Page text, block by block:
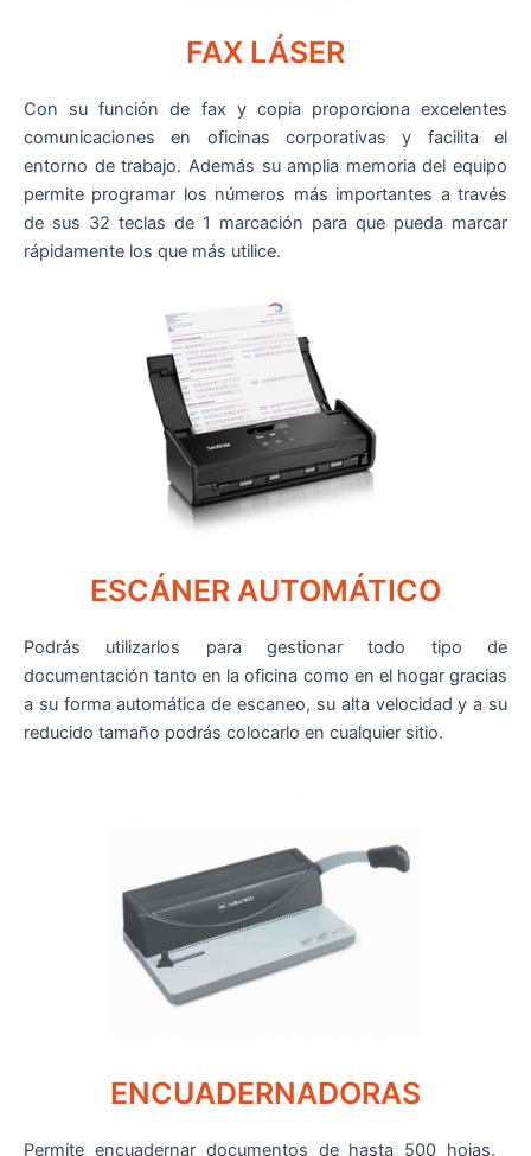
FAX LÁSER
Con su función de fax y copia proporciona excelentes
comunicaciones en oficinas corporativas y facilita el
entorno de trabajo. Además su amplia memoria del equipo
permite programar los números más importantes a través
de sus 32 teclas de 1 marcación para que pueda marcar
rápidamente los que más utilice.
ESCÁNER AUTOMÁTICO
Podrás utilizarlos para gestionar todo tipo de
documentación tanto en la oficina como en el hogar gracias
a su forma automática de escaneo, su alta velocidad y a su
reducido tamaño podrás colocarlo en cualquier sitio.
ENCUADERNADORAS
Permite encuadernar documentos de hasta 500 hojas.